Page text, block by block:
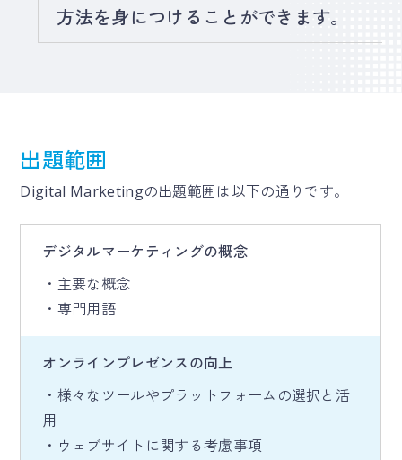
方法を身につけることができます。
出題範囲
Digital Marketingの出題範囲は以下の通りです。
デジタルマーケティングの概念
・主要な概念
・専門用語
オンラインプレゼンスの向上
・様々なツールやプラットフォームの選択と活
用
・ウェブサイトに関する考慮事項